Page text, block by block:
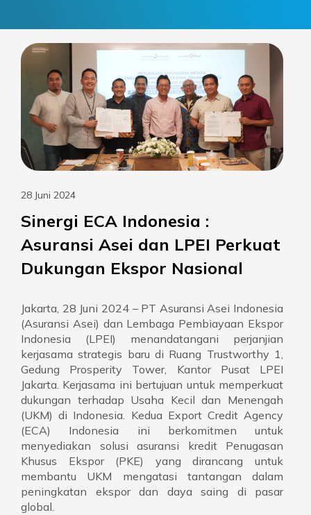
28 Juni 2024
Sinergi ECA Indonesia :
Asuransi Asei dan LPEI Perkuat
Dukungan Ekspor Nasional
Jakarta, 28 Juni 2024 – PT Asuransi Asei Indonesia
(Asuransi Asei) dan Lembaga Pembiayaan Ekspor
Indonesia (LPEI) menandatangani perjanjian
kerjasama strategis baru di Ruang Trustworthy 1,
Gedung Prosperity Tower, Kantor Pusat LPEI
Jakarta. Kerjasama ini bertujuan untuk memperkuat
dukungan terhadap Usaha Kecil dan Menengah
(UKM) di Indonesia. Kedua Export Credit Agency
(ECA) Indonesia ini berkomitmen untuk
menyediakan solusi asuransi kredit Penugasan
Khusus Ekspor (PKE) yang dirancang untuk
membantu UKM mengatasi tantangan dalam
peningkatan ekspor dan daya saing di pasar
global.